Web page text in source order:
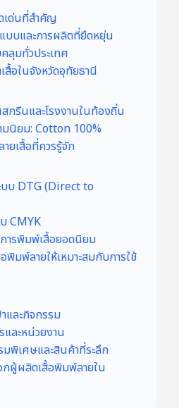
เด่นที่สำคัญ
บบและการผลิตที่ยืดหยุ่น
ลุมทั่วประเทศ
สื้อในจังหวัดอุทัยธานี
สกรีนและโรงงานในท้องถิ่น
มนิยม: Cotton 100%
ยเสื้อที่ควรรู้จัก
บ DTG (Direct to
CMYK
ารพิมพ์เสื้อยอดนิยม
พิมพ์ลายให้เหมาะสมกับการใช้
และกิจกรรม
และหน่วยงาน
มพิเศษและสินค้าที่ระลึก
กผู้ผลิตเสื้อพิมพ์ลายใน